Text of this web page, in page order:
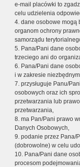
e-mail placówki to
celu udzielenia
4. dane osobowe mogą
organom ochrony
samorządu
5. Pana/Pani dane
trzeciego ani do
6. Pana/Pani dane
i w zakresie
7. przysługuje Panu/
osobowych oraz ich
przetwarzania lub
przetwarzania,
8. ma Pan/Pani prawo
Danych Osobowych,
9. podanie przez Pana/
(dobrowolne) w celu
10. Pana/Pani dane
procesom